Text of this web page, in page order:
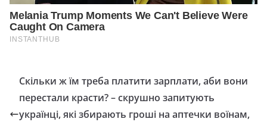
Скільки ж їм треба платити зарплати, аби вони
перестали красти? – скрушно запитують
українці, які збирають гроші на аптечки воїнам,